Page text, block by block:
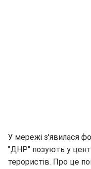
У мережі з'явилася
"ДНР" позують у
терористів. Про це